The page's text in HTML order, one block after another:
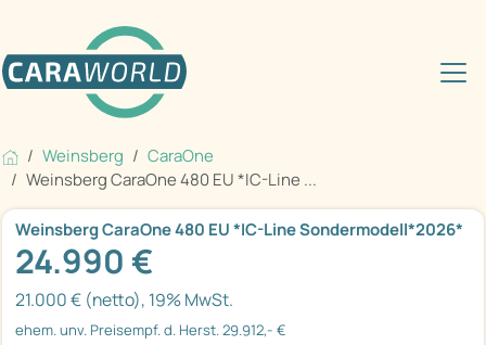
Weinsberg
CaraOne
Weinsberg CaraOne 480 EU *IC-Line ...
Weinsberg CaraOne 480 EU *IC-Line Sondermodell*2026*
24.990 €
21.000 € (netto), 19% MwSt.
ehem. unv. Preisempf. d. Herst. 29.912,- €